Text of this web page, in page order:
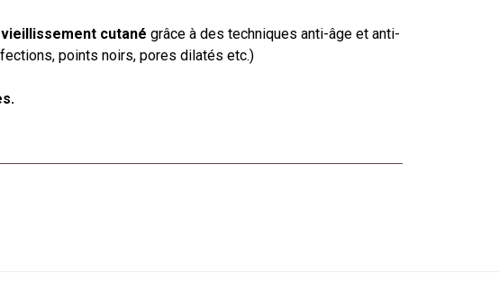
cutané grâce à des techniques anti-âge et anti-
points noirs, pores dilatés etc.)